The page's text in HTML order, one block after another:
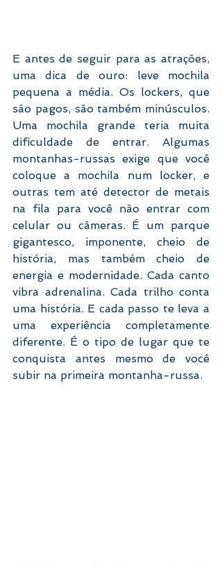
E antes de seguir para as atrações,
uma dica de ouro: leve mochila
pequena a média. Os lockers, que
são pagos, são também minúsculos.
Uma mochila grande teria muita
dificuldade de entrar. Algumas
montanhas-russas exige que você
coloque a mochila num locker, e
outras tem até detector de metais
na fila para você não entrar com
celular ou câmeras. É um parque
gigantesco, imponente, cheio de
história, mas também cheio de
energia e modernidade. Cada canto
vibra adrenalina. Cada trilho conta
uma história. E cada passo te leva a
uma experiência completamente
diferente. É o tipo de lugar que te
conquista antes mesmo de você
subir na primeira montanha-russa.